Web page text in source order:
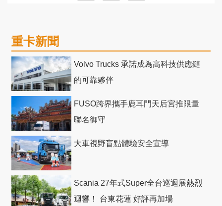
重卡新聞
Volvo Trucks 承諾成為高科技供應鏈
的可靠夥伴
FUSO跨界攜手鹿耳門天后宮推限量
聯名御守
大車視野盲點體驗安全宣導
Scania 27年式Super全台巡迴展熱烈
迴響！ 台東花蓮 好評再加場